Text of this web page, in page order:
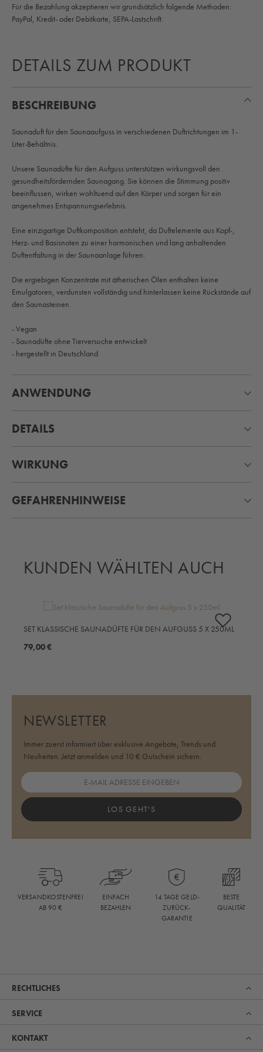
Für die Bezahlung akzeptieren wir grundsätzlich folgende Methoden:
PayPal, Kredit- oder Debitkarte, SEPA-Lastschrift.
DETAILS ZUM PRODUKT
BESCHREIBUNG
Saunaduft für den Saunaaufguss in verschiedenen Duftrichtungen im 1-
Liter-Behältnis.
Unsere Saunadüfte für den Aufguss unterstützen wirkungsvoll den
gesundheitsfördernden Saunagang. Sie können die Stimmung positiv
beeinflussen, wirken wohltuend auf den Körper und sorgen für ein
angenehmes Entspannungserlebnis.
Eine einzigartige Duftkomposition entsteht, da Duftelemente aus Kopf-,
Herz- und Basisnoten zu einer harmonischen und lang anhaltenden
Duftentfaltung in der Saunaanlage führen.
Die ergiebigen Konzentrate mit ätherischen Ölen enthalten keine
Emulgatoren, verdunsten vollständig und hinterlassen keine Rückstände auf
den Saunasteinen.
- Vegan
- Saunadüfte ohne Tierversuche entwickelt
- hergestellt in Deutschland
ANWENDUNG
DETAILS
WIRKUNG
GEFAHRENHINWEISE
KUNDEN WÄHLTEN AUCH
SET KLASSISCHE SAUNADÜFTE FÜR DEN AUFGUSS 5 X 250ML
79,00 €
NEWSLETTER
Immer zuerst informiert über exklusive Angebote, Trends und
Neuheiten. Jetzt anmelden und 10 € Gutschein sichern.
LOS GEHT'S
VERSANDKOSTENFREI
AB 90 €
EINFACH
BEZAHLEN
14 TAGE GELD-
ZURÜCK-
GARANTIE
BESTE
QUALITÄT
RECHTLICHES
SERVICE
KONTAKT